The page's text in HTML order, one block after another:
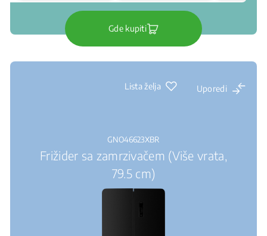
Gde kupiti
Lista želja Uporedi
GNO46623XBR
Frižider sa zamrzivačem (Više vrata,
79.5 cm)